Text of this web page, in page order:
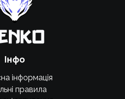
Інфо
інформація
правила